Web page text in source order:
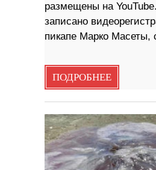
размещены на
записано
пикапе Марко Масеты,
ПОДРОБНЕЕ